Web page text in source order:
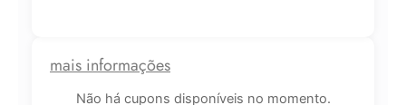
mais informações
Não há cupons disponíveis no momento.